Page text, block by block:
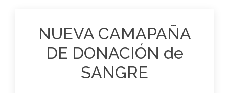
NUEVA CAMAPAÑA
DE DONACIÓN de
SANGRE